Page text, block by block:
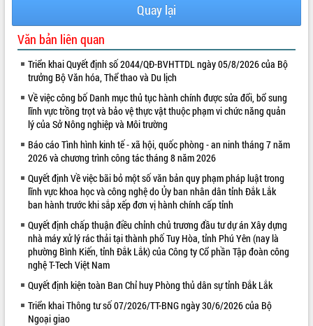
VIDEO
Loading the player...
Trailer Lễ hội Sầu riêng Đắk Lắk năm
2026
Khám bệnh, cấp phát thuốc miễn phí
và tặng quà người dân xã Cư Pui
Hội nghị UBND tỉnh Đắk Lắk thường kỳ
tháng 7/2026
Lễ truy tặng danh hiệu “Bà Mẹ Việt
Nam Anh hùng” và trao Huân chương
Lao động
ALBUM ẢNH
Quay lại
Văn bản liên quan
Triển khai Quyết định số 2044/QĐ-BVHTTDL ngày 05/8/2026 của Bộ
trưởng Bộ Văn hóa, Thể thao và Du lịch
Về việc công bố Danh mục thủ tục hành chính được sửa đổi, bổ sung
lĩnh vực trồng trọt và bảo vệ thực vật thuộc phạm vi chức năng quản
lý của Sở Nông nghiệp và Môi trường
Báo cáo Tình hình kinh tế - xã hội, quốc phòng - an ninh tháng 7 năm
2026 và chương trình công tác tháng 8 năm 2026
Quyết định Về việc bãi bỏ một số văn bản quy phạm pháp luật trong
lĩnh vực khoa học và công nghệ do Ủy ban nhân dân tỉnh Đắk Lắk
ban hành trước khi sắp xếp đơn vị hành chính cấp tỉnh
Quyết định chấp thuận điều chỉnh chủ trương đầu tư dự án Xây dựng
nhà máy xử lý rác thải tại thành phố Tuy Hòa, tỉnh Phú Yên (nay là
phường Bình Kiến, tỉnh Đắk Lắk) của Công ty Cổ phần Tập đoàn công
nghệ T-Tech Việt Nam
Quyết định kiện toàn Ban Chỉ huy Phòng thủ dân sự tỉnh Đắk Lắk
Triển khai Thông tư số 07/2026/TT-BNG ngày 30/6/2026 của Bộ
Ngoại giao